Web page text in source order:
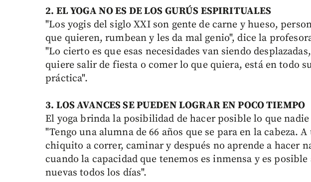
2. EL YOGA NO ES DE LOS GURÚS ESPIRITUALES
"Los yogis del siglo XXI son gente de carne y hueso,
que quieren, rumbean y les da mal genio", dice la
"Lo cierto es que esas necesidades van siendo
quiere salir de fiesta o comer lo que quiera, está en todo
práctica".
3. LOS AVANCES SE PUEDEN LOGRAR EN POCO TIEMPO
El yoga brinda la posibilidad de hacer posible lo que
"Tengo una alumna de 66 años que se para en la cabeza.
chiquito a correr, caminar y después no aprende a hacer
cuando la capacidad que tenemos es inmensa y es posible
nuevas todos los días".